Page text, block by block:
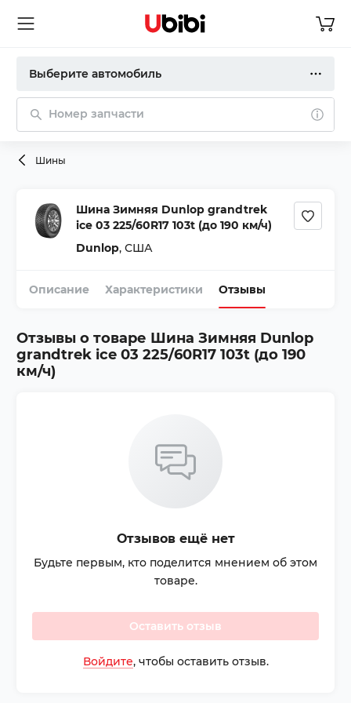
Выберите автомобиль
Номер запчасти
Шины
Шина Зимняя Dunlop grandtrek
ice 03 225/60R17 103t (до 190 км/ч)
Dunlop, США
Описание Характеристики Отзывы
Отзывы о товаре Шина Зимняя Dunlop
grandtrek ice 03 225/60R17 103t (до 190
км/ч)
Отзывов ещё нет
Будьте первым, кто поделится мнением об этом
товаре.
Оставить отзыв
Войдите, чтобы оставить отзыв.